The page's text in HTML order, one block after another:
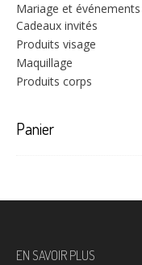
Mariage et événements
Cadeaux invités
Produits visage
Maquillage
Produits corps
Panier
EN SAVOIR PLUS